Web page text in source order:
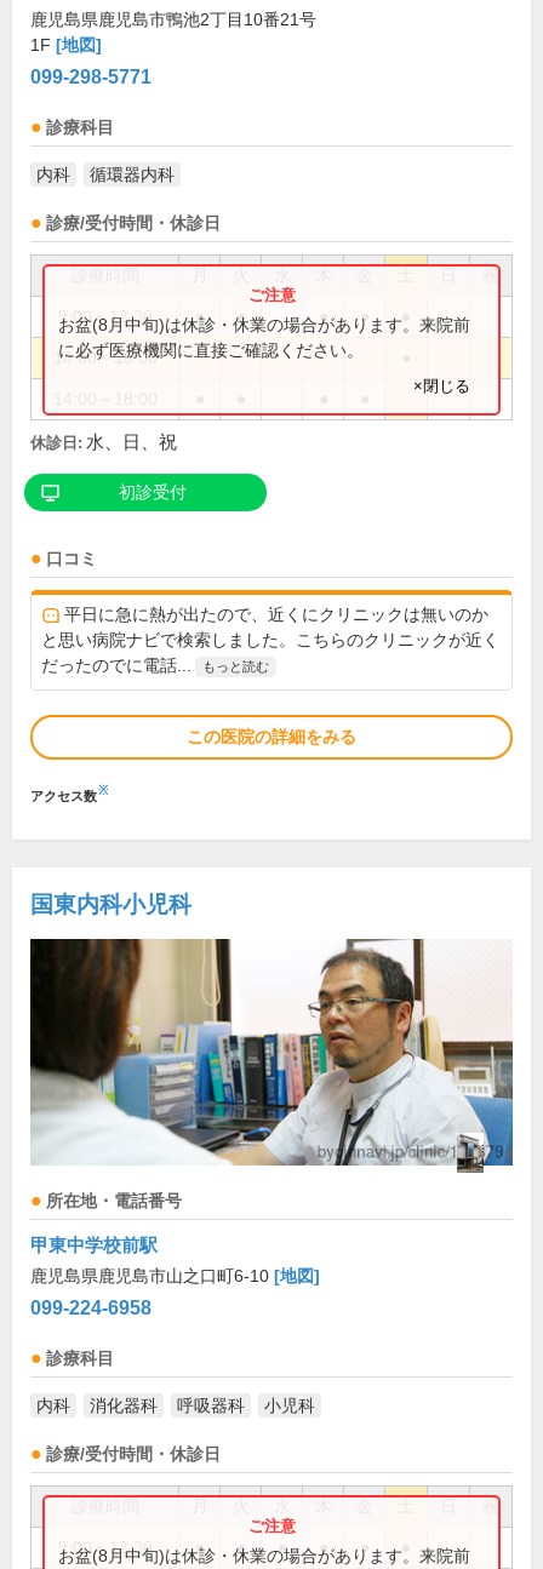
鹿児島県鹿児島市鴨池2丁目10番21号
1F [地図]
099-298-5771
診療科目
内科 循環器内科
診療/受付時間・休診日
祝
9:00～12:30 ● ● ● ●
14:00～16:00
お盆(8月中旬)は休診・休業の場合があります。来院前
に必ず医療機関に直接ご確認ください。
×閉じる
休診日: 水、日、祝
初診受付
口コミ
平日に急に熱が出たので、近くにクリニックは無いのか
と思い病院ナビで検索しました。こちらのクリニックが近く
だったのでに電話...
もっと読む
この医院の詳細をみる
アクセス数※
国東内科小児科
所在地・電話番号
甲東中学校前駅
鹿児島県鹿児島市山之口町6-10 [地図]
099-224-6958
診療科目
内科 消化器科 呼吸器科 小児科
診療/受付時間・休診日
祝
9:00～12:30 ● ● ● ● ●
お盆(8月中旬)は休診・休業の場合があります。来院前